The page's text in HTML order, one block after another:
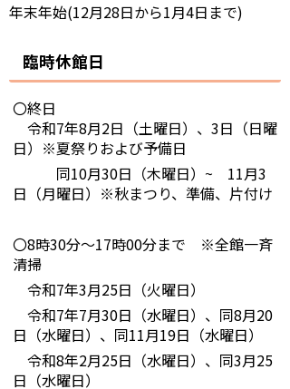
年末年始(12月28日から1月4日まで)
臨時休館日
〇終日
令和7年8月2日（土曜日）、3日（日曜
日）※夏祭りおよび予備日
同10月30日（木曜日）~ 11月3
日（月曜日）※秋まつり、準備、片付け
〇8時30分～17時00分まで ※全館一斉
清掃
令和7年3月25日（火曜日）
令和7年7月30日（水曜日）、同8月20
日（水曜日）、同11月19日（水曜日）
令和8年2月25日（水曜日）、同3月25
日（水曜日）